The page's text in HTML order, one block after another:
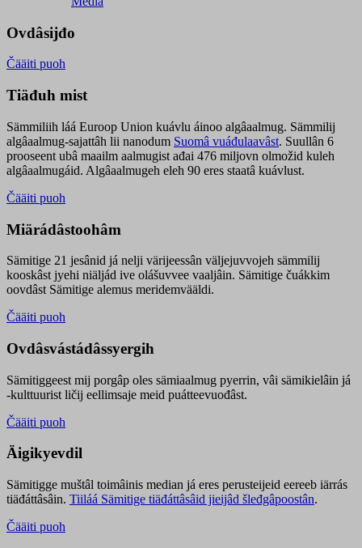
Ovdâsijđo
Čääiti puoh
Tiäđuh mist
Sämmiliih láá Euroop Union kuávlu áinoo algâaalmug. Sämmilij
algâaalmug-sajattâh lii nanodum Suomâ vuáđulaavâst. Suullân 6
prooseent ubâ maailm aalmugist ađai 476 miljovn olmožid kuleh
algâaalmugáid. Algâaalmugeh eleh 90 eres staatâ kuávlust.
Čääiti puoh
Miärádâstoohâm
Sämitige 21 jesânid já nelji värijeessân väljejuvvojeh sämmilij
kooskâst jyehi niäljád ive olášuvvee vaaljâin. Sämitige čuákkim
oovdâst Sämitige alemus meridemvääldi.
Čääiti puoh
Ovdâsvástádâssyergih
Sämitiggeest mij porgâp oles sämiaalmug pyerrin, vâi sämikielâin já
-kulttuurist ličij eellimsaje meid puátteevuođâst.
Čääiti puoh
Äigikyevdil
Sämitigge muštâl toimâinis median já eres perusteijeid eereeb iärrás
tiäđáttâsâin. Tiiláá Sämitige tiäđáttâsâid jieijâd šleđgâpoostân.
Čääiti puoh